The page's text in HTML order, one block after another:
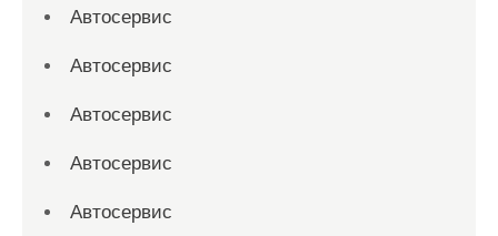
Автосервис
Автосервис
Автосервис
Автосервис
Автосервис